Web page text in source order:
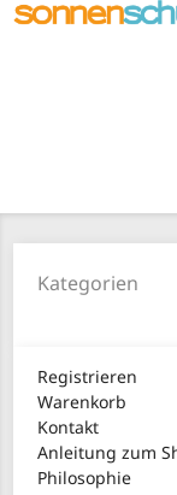
Kategorien
Registrieren
Warenkorb
Kontakt
Anleitung zum
Philosophie